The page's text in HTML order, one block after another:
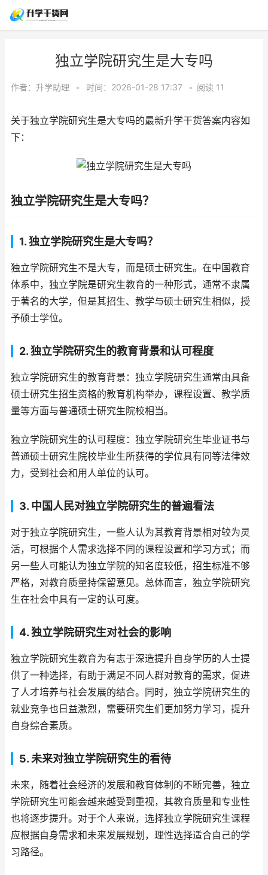
独立学院研究生是大专吗
作者： 升学助理 • 时间：2026-01-28 17:37 • 阅读 11
关于独立学院研究生是大专吗的最新升学干货答案内容如
下：
独立学院研究生是大专吗？
1. 独立学院研究生是大专吗？
独立学院研究生不是大专，而是硕士研究生。在中国教育
体系中，独立学院是研究生教育的一种形式，通常不隶属
于著名的大学，但是其招生、教学与硕士研究生相似，授
予硕士学位。
2. 独立学院研究生的教育背景和认可程度
独立学院研究生的教育背景：独立学院研究生通常由具备
硕士研究生招生资格的教育机构举办，课程设置、教学质
量等方面与普通硕士研究生院校相当。
独立学院研究生的认可程度：独立学院研究生毕业证书与
普通硕士研究生院校毕业生所获得的学位具有同等法律效
力，受到社会和用人单位的认可。
3. 中国人民对独立学院研究生的普遍看法
对于独立学院研究生，一些人认为其教育背景相对较为灵
活，可根据个人需求选择不同的课程设置和学习方式；而
另一些人可能认为独立学院的知名度较低，招生标准不够
严格，对教育质量持保留意见。总体而言，独立学院研究
生在社会中具有一定的认可度。
4. 独立学院研究生对社会的影响
独立学院研究生教育为有志于深造提升自身学历的人士提
供了一种选择，有助于满足不同人群对教育的需求，促进
了人才培养与社会发展的结合。同时，独立学院研究生的
就业竞争也日益激烈，需要研究生们更加努力学习，提升
自身综合素质。
5. 未来对独立学院研究生的看待
未来，随着社会经济的发展和教育体制的不断完善，独立
学院研究生可能会越来越受到重视，其教育质量和专业性
也将逐步提升。对于个人来说，选择独立学院研究生课程
应根据自身需求和未来发展规划，理性选择适合自己的学
习路径。